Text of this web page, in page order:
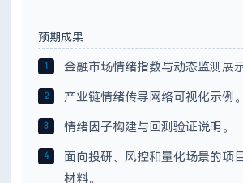
预期成果
金融市场情绪指数与动态监测展
产业链情绪传导网络可视化示例。
情绪因子构建与回测验证说明。
面向投研、风控和量化场景的项
材料。